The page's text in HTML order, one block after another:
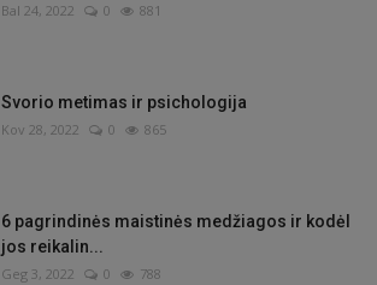
Bal 24, 2022 0 881
Svorio metimas ir psichologija
Kov 28, 2022 0 865
6 pagrindinės maistinės medžiagos ir kodėl
jos reikalin...
Geg 3, 2022 0 788